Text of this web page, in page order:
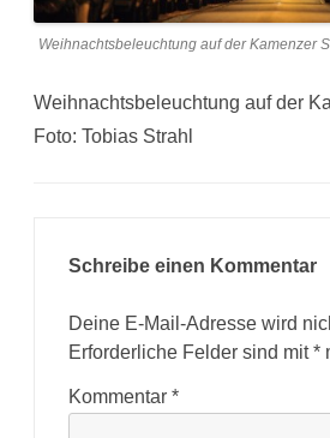
Weihnachtsbeleuchtung auf der Kamenzer
Weihnachtsbeleuchtung auf der
Foto: Tobias Strahl
Schreibe einen Kommentar
Deine E-Mail-Adresse wird
Erforderliche Felder sind mit*
Kommentar *